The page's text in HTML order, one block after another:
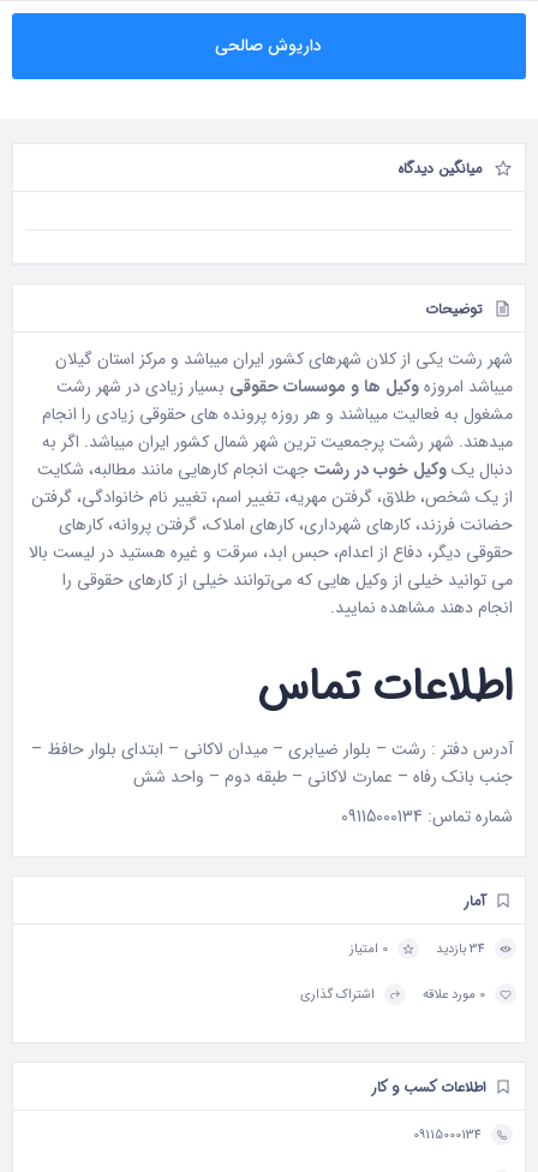
داریوش صالحی
میانگین دیدگاه
توضیحات
شهر رشت یکی از کلان شهرهای کشور ایران میباشد و مرکز استان گیلان
میباشد امروزهوکیل ها و موسسات حقوقی بسیار زیادی در شهر رشت
مشغول به فعالیت میباشند و هر روزه پرونده های حقوقی زیادی را انجام
میدهند. شهر رشت پرجمعیت ترین شهر شمال کشور ایران میباشد. اگر به
دنبال یکوکیل خوب در رشت جهت انجام کارهایی مانند مطالبه، شکایت
از یک شخص، طلاق، گرفتن مهریه، تغییر اسم، تغییر نام خانوادگی، گرفتن
حضانت فرزند، کارهای شهرداری، کارهای املاک، گرفتن پروانه، کارهای
حقوقی دیگر، دفاع از اعدام، حبس ابد، سرقت و غیره هستید در لیست بالا
می توانید خیلی از وکیل هایی که می‌توانند خیلی از کارهای حقوقی را
انجام دهند مشاهده نمایید.
اطلاعات تماس
آدرس دفتر : رشت – بلوار ضیابری – میدان لاکانی – ابتدای بلوار حافظ –
جنب بانک رفاه – عمارت لاکانی – طبقه دوم – واحد شش
شماره تماس: 09115000134
آمار
34 بازدید 0 امتیاز
0 مورد علاقه اشتراک گذاری
اطلاعات کسب و کار
09115000134